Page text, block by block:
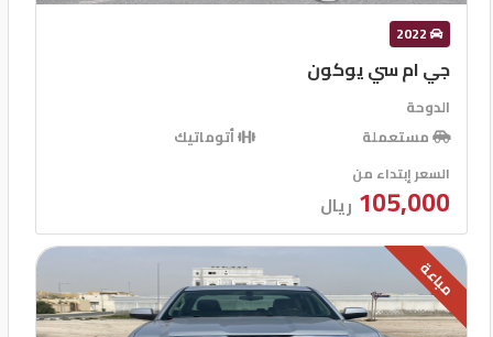
2022
جي ام سي يوكون
الدوحة
مستعملة
أتوماتيك
السعر إبتداء من
105,000 ريال
مباعة